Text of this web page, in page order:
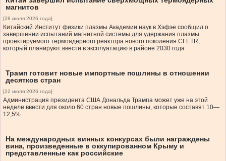
магнитов
[28 июля 2026 года]
Китайский Институт физики плазмы Академии наук в Хэфэе сообщил о
завершении испытаний магнитной системы для удержания плазмы
проектируемого термоядерного реактора нового поколения CFETR,
который планируют ввести в эксплуатацию в районе 2030 года
Трамп готовит новые импортные пошлины в отношении
десятков стран
[22 июля 2026 года]
Администрация президента США Дональда Трампа может уже на этой
неделе ввести для около 60 стран новые пошлины, которые составят 10—
12,5%
На международных винных конкурсах были награждены
вина, произведенные в оккупированном Крыму и
представленные как российские